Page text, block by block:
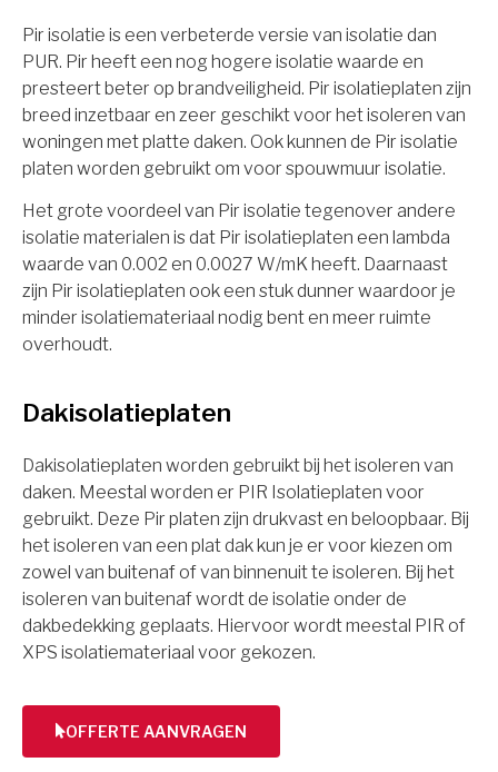
Pir isolatie is een verbeterde versie van isolatie dan
PUR. Pir heeft een nog hogere isolatie waarde en
presteert beter op brandveiligheid. Pir isolatieplaten zijn
breed inzetbaar en zeer geschikt voor het isoleren van
woningen met platte daken. Ook kunnen de Pir isolatie
platen worden gebruikt om voor spouwmuur isolatie.
Het grote voordeel van Pir isolatie tegenover andere
isolatie materialen is dat Pir isolatieplaten een lambda
waarde van 0.002 en 0.0027 W/mK heeft. Daarnaast
zijn Pir isolatieplaten ook een stuk dunner waardoor je
minder isolatiemateriaal nodig bent en meer ruimte
overhoudt.
Dakisolatieplaten
Dakisolatieplaten worden gebruikt bij het isoleren van
daken. Meestal worden er PIR Isolatieplaten voor
gebruikt. Deze Pir platen zijn drukvast en beloopbaar. Bij
het isoleren van een plat dak kun je er voor kiezen om
zowel van buitenaf of van binnenuit te isoleren. Bij het
isoleren van buitenaf wordt de isolatie onder de
dakbedekking geplaats. Hiervoor wordt meestal PIR of
XPS isolatiemateriaal voor gekozen.
OFFERTE AANVRAGEN